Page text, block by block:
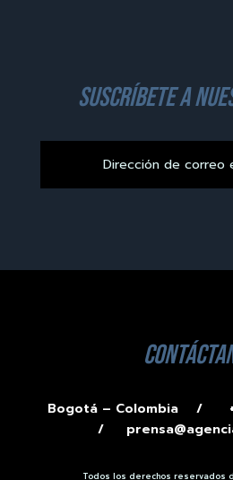
suscríbete a
Bogotá – Colombia /
/
Todos los derechos reservados